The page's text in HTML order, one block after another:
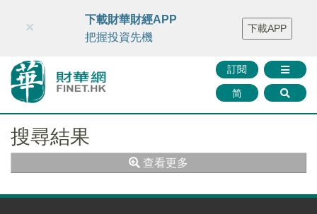
財華智庫網 FINTV FINMETA 財華證券 媒體矩陣
智庫沙龍
聯絡我們
訂閱
简
×
下載財華財經APP
把握投資先機
下載APP
搜尋結果
查看更多